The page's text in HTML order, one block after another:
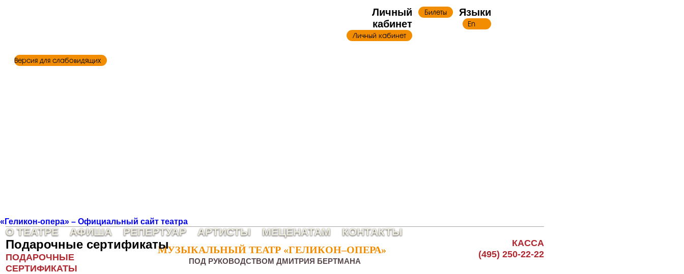
«Геликон-опера» – Официальный сайт театра
Языки
En
О ТЕАТРЕ АФИША РЕПЕРТУАР АРТИСТЫ МЕЦЕНАТАМ КОНТАКТЫ
Подарочные сертификаты
ПОДАРОЧНЫЕ
СЕРТИФИКАТЫ
МУЗЫКАЛЬНЫЙ ТЕАТР «ГЕЛИКОН–ОПЕРА»
МУЗЫКАЛЬНЫЙ ТЕАТР «ГЕЛИКОН–ОПЕРА»
ПОД РУКОВОДСТВОМ ДМИТРИЯ БЕРТМАНА
КАССА
(495) 250-22-22
Личный
кабинет
Личный кабинет
Билеты
Версия для слабовидящих